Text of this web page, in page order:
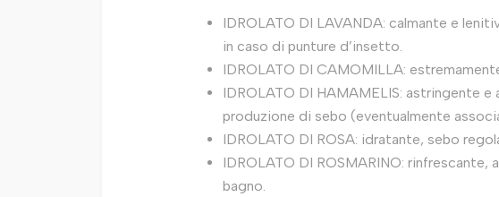
IDROLATO DI LAVANDA: calmante e
in caso di punture d’insetto.
IDROLATO DI CAMOMILLA:
IDROLATO DI HAMAMELIS: astringente
produzione di sebo (eventualmente
IDROLATO DI ROSA: idratante, sebo
IDROLATO DI ROSMARINO:
bagno.